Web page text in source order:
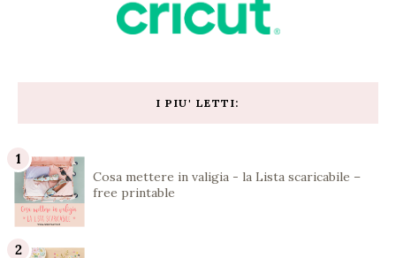
I PIU' LETTI:
Cosa mettere in valigia - la Lista scaricabile –
free printable